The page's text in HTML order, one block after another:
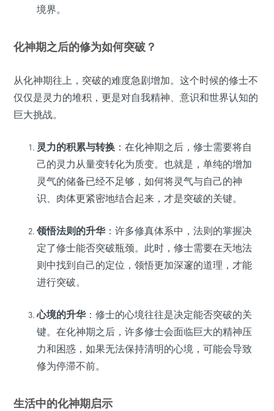
境界。
化神期之后的修为如何突破？
从化神期往上，突破的难度急剧增加。这个时候的修士不
仅仅是灵力的堆积，更是对自我精神、意识和世界认知的
巨大挑战。
灵力的积累与转换 ：在化神期之后，修士需要将自
己的灵力从量变转化为质变。也就是，单纯的增加
灵气的储备已经不足够，如何将灵气与自己的神
识、肉体更紧密地结合起来，才是突破的关键。
领悟法则的升华：许多修真体系中，法则的掌握决
定了修士能否突破瓶颈。此时，修士需要在天地法
则中找到自己的定位，领悟更加深邃的道理，才能
进行突破。
心境的升华：修士的心境往往是决定能否突破的关
键。在化神期之后，许多修士会面临巨大的精神压
力和困惑，如果无法保持清明的心境，可能会导致
修为停滞不前。
生活中的化神期启示